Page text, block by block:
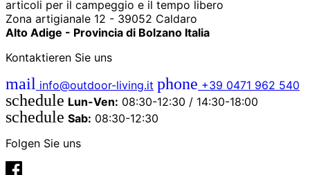
articoli per il campeggio e il tempo libero
Zona artigianale 12 - 39052 Caldaro
Alto Adige - Provincia di Bolzano Italia
Kontaktieren Sie uns
mail info@outdoor-living.it phone +39 0471 962 540
schedule Lun-Ven: 08:30-12:30 / 14:30-18:00
schedule Sab: 08:30-12:30
Folgen Sie uns